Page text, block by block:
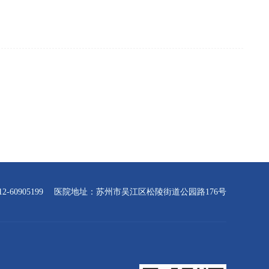
60905199 医院地址：苏州市吴江区松陵街道公园路176号